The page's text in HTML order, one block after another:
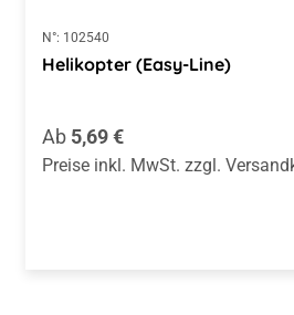
N°: 102540
Helikopter (Easy-Line)
Regulärer Preis:
Ab 5,69 €
Preise inkl. MwSt. zzgl.